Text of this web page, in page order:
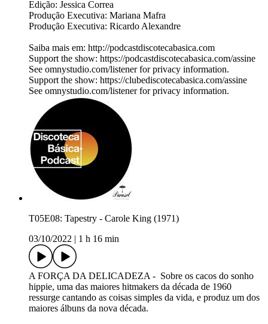
Edição: Jessica Correa
Produção Executiva: Mariana Mafra
Produção Executiva: Ricardo Alexandre
Saiba mais em: http://podcastdiscotecabasica.com
Support the show: https://podcastdiscotecabasica.com/assine
See omnystudio.com/listener for privacy information.
Support the show: https://clubediscotecabasica.com/assine
See omnystudio.com/listener for privacy information.
T05E08: Tapestry - Carole King (1971)
03/10/2022
1 h 16 min
A FORÇA DA DELICADEZA - Sobre os cacos do sonho
hippie, uma das maiores hitmakers da década de 1960
ressurge cantando as coisas simples da vida, e produz um dos
maiores álbuns da nova década.